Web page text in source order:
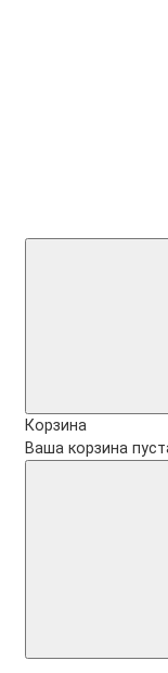
Корзина
Ваша корзина